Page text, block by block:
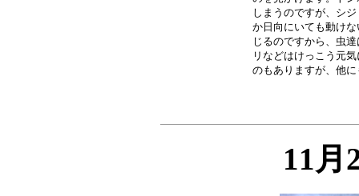
しまうのですが、シ
か日向にいても動け
じるのですから、虫
リなどはけっこう元
11月